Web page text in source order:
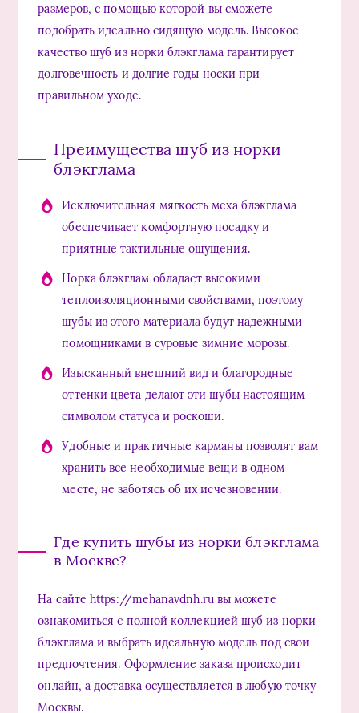
размеров, с помощью которой вы сможете
подобрать идеально сидящую модель. Высокое
качество шуб из норки блэкглама гарантирует
долговечность и долгие годы носки при
правильном уходе.
Преимущества шуб из норки
блэкглама
Исключительная мягкость меха блэкглама
обеспечивает комфортную посадку и
приятные тактильные ощущения.
Норка блэкглам обладает высокими
теплоизоляционными свойствами, поэтому
шубы из этого материала будут надежными
помощниками в суровые зимние морозы.
Изысканный внешний вид и благородные
оттенки цвета делают эти шубы настоящим
символом статуса и роскоши.
Удобные и практичные карманы позволят вам
хранить все необходимые вещи в одном
месте, не заботясь об их исчезновении.
Где купить шубы из норки блэкглама
в Москве?
На сайте https://mehanavdnh.ru вы можете
ознакомиться с полной коллекцией шуб из норки
блэкглама и выбрать идеальную модель под свои
предпочтения. Оформление заказа происходит
онлайн, а доставка осуществляется в любую точку
Москвы.